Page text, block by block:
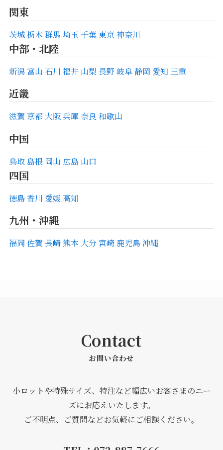
関東
茨城栃木群馬 埼玉 千葉東京神奈川
中部・北陸
新潟 富山 石川 福井 山梨長野岐阜静岡 愛知 三重
近畿
滋賀 京都大阪兵庫 奈良 和歌山
中国
鳥取 島根 岡山 広島 山口
四国
徳島 香川 愛媛 高知
九州・沖縄
福岡 佐賀 長崎熊本大分宮崎 鹿児島沖縄
Contact
お問い合わせ
小ロットや特殊サイズ、特注など幅広いお客さまのニー
ズにお応えいたします。
ご不明点、ご質問などお気軽にご相談ください。